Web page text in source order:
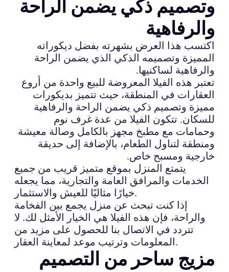
وتصميم ذكي يضمن الراحة
والرفاهية
اكتسب هذا العرض بشهرته بفضل ديكوراته
المميزة وتصميمه الذكي الذي يضمن الراحة
والرفاهية لساكنيها.
تعتبر هذه الفيلا المعروضة للبيع واحدة من أروع
العقارات في المنطقة، حيث تتميز بديكورات
مميزة وتصميم ذكي يضمن الراحة والرفاهية
للسكان. تتكون الفيلا من عدة غرف نوم
وحمامات مع مطبخ مجهز بالكامل وصالة معيشة
ومنطقة لتناول الطعام، بالإضافة إلى حديقة
خارجية ومسبح خاص.
يتمتع المنزل بموقع متميز قريب من جميع
الخدمات والمرافق العامة والتجارية، مما يجعله
خيارًا مثاليًا للعيش والاستثمار.
إذا كنت تبحث عن منزل يجمع بين الفخامة
والراحة، فإن هذه الفيلا هي الخيار الأمثل لك. لا
تتردد في الاتصال بنا للحصول على مزيد من
المعلومات وترتيب موعد لمعاينة العقار.
مزيج ساحر من التصميم